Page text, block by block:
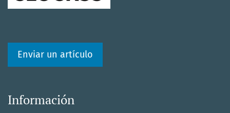
Enviar un artículo
Información